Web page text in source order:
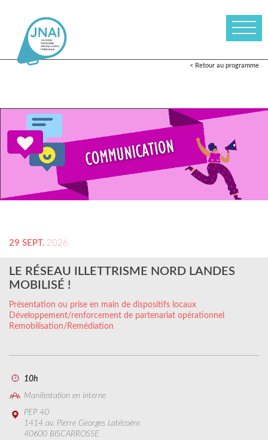
< Retour au programme
29 SEPT. 2026
LE RÉSEAU ILLETTRISME NORD LANDES
MOBILISÉ !
Présentation ou prise en main de dispositifs locaux
Développement/renforcement de partenariat opérationnel
Remobilisation/Remédiation
10h
Manifestation en interne
PEP 40
1414 av. Pierre Georges Latécoère
40600 BISCARROSSE